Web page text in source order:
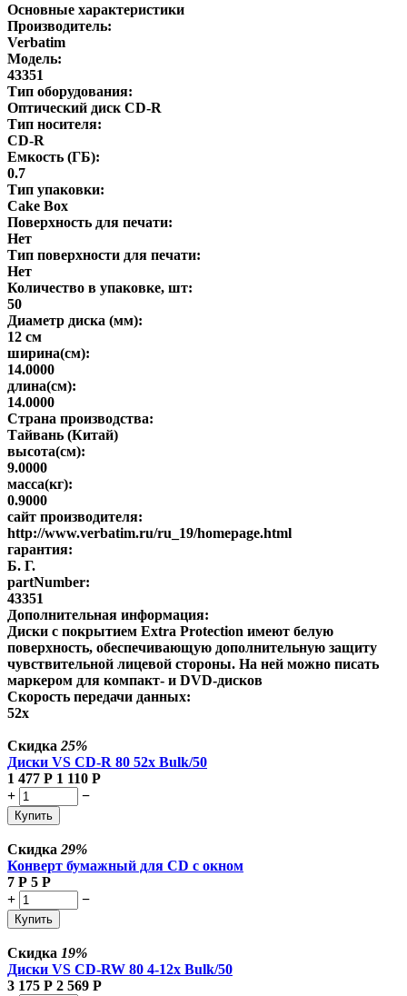
Основные характеристики
Производитель:
Verbatim
Модель:
43351
Тип оборудования:
Оптический диск CD-R
Тип носителя:
CD-R
Емкость (ГБ):
0.7
Тип упаковки:
Cake Box
Поверхность для печати:
Нет
Тип поверхности для печати:
Нет
Количество в упаковке, шт:
50
Диаметр диска (мм):
12 см
ширина(см):
14.0000
длина(см):
14.0000
Страна производства:
Тайвань (Китай)
высота(см):
9.0000
масса(кг):
0.9000
сайт производителя:
http://www.verbatim.ru/ru_19/homepage.html
гарантия:
Б. Г.
partNumber:
43351
Дополнительная информация:
Диски с покрытием Extra Protection имеют белую
поверхность, обеспечивающую дополнительную защиту
чувствительной лицевой стороны. На ней можно писать
маркером для компакт- и DVD-дисков
Скорость передачи данных:
52x
Скидка 25%
Диски VS CD-R 80 52x Bulk/50
1 477 Р 1 110 Р
+
−
Купить
Скидка 29%
Конверт бумажный для CD с окном
7 Р 5 Р
+
−
Купить
Скидка 19%
Диски VS CD-RW 80 4-12x Bulk/50
3 175 Р 2 569 Р